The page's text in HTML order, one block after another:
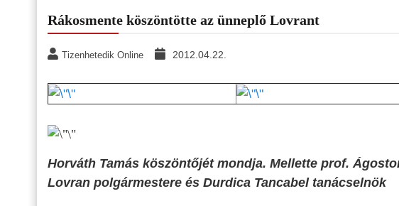
Rákosmente köszöntötte az ünneplő Lovrant
Tizenhetedik Online 2012.04.22.
Horváth Tamás köszöntőjét mondja. Mellette prof.
Lovran polgármestere és Durdica Tancabel tanácselnök